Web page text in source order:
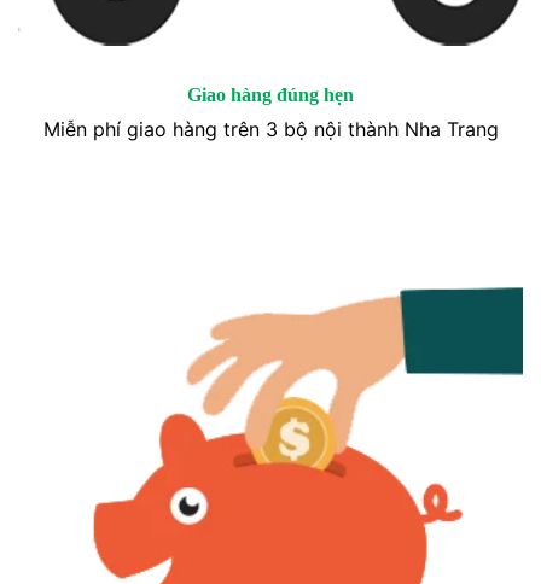
Giao hàng đúng hẹn
Miễn phí giao hàng trên 3 bộ nội thành Nha Trang